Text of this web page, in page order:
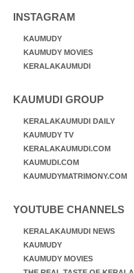
INSTAGRAM
KAUMUDY
KAUMUDY MOVIES
KERALAKAUMUDI
KAUMUDI GROUP
KERALAKAUMUDI DAILY
KAUMUDY TV
KERALAKAUMUDI.COM
KAUMUDI.COM
KAUMUDYMATRIMONY.COM
YOUTUBE CHANNELS
KERALAKAUMUDI NEWS
KAUMUDY
KAUMUDY MOVIES